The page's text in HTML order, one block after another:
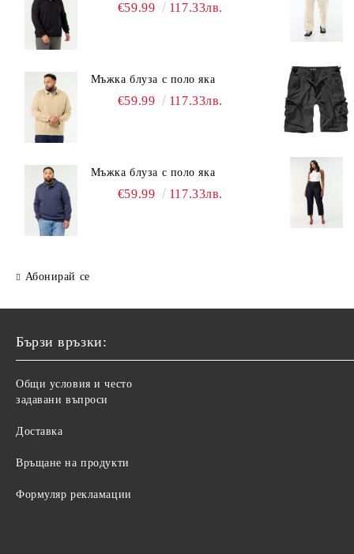
€59.99 117.33лв.
Мъжка блуза с поло яка
€59.99 117.33лв.
Мъжка блуза с поло яка
€59.99 117.33лв.
Абонирай се
Бързи връзки:
Общи условия и често
задавани въпроси
Доставка
Връщане на продукти
Формуляр рекламации